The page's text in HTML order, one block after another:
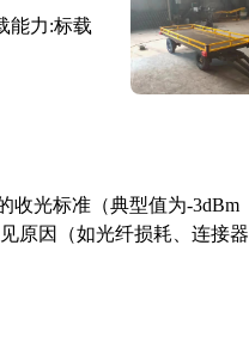
能力:标载
收光标准（典型值为-3dBm
原因（如光纤损耗、连接器